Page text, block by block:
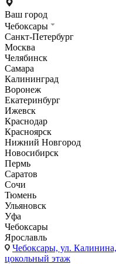
Ваш город
Чебоксары
Санкт-Петербург
Москва
Челябинск
Самара
Калининград
Воронеж
Екатеринбург
Ижевск
Краснодар
Красноярск
Нижний Новгород
Новосибирск
Пермь
Саратов
Сочи
Тюмень
Ульяновск
Уфа
Чебоксары
Ярославль
Чебоксары, ул.
цокольный этаж